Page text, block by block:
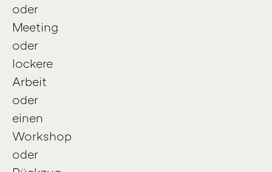
oder
Meeting
oder
lockere
Arbeit
oder
einen
Workshop
oder